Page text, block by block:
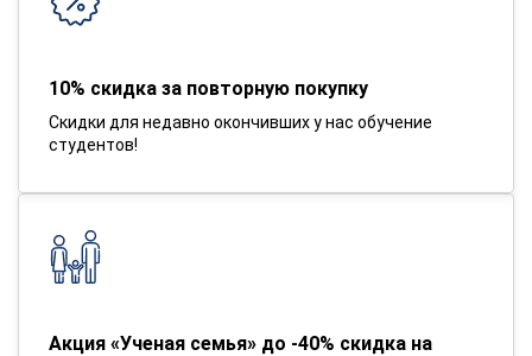
10% скидка за повторную покупку
Скидки для недавно окончивших у нас обучение
студентов!
Акция «Ученая семья» до -40% скидка на